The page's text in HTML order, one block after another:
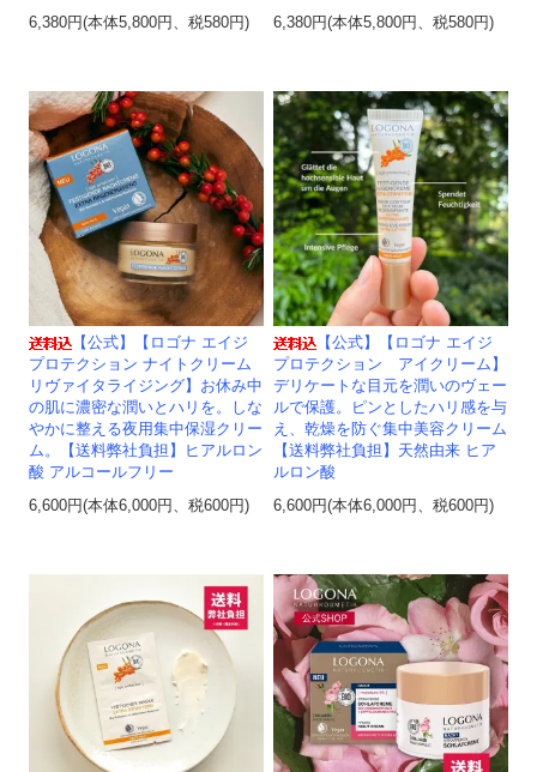
6,380円(本体5,800円、税580円)
6,380円(本体5,800円、税580円)
【公式】【ロゴナ エイジ
プロテクション ナイトクリーム
リヴァイタライジング】お休み中
の肌に濃密な潤いとハリを。しな
やかに整える夜用集中保湿クリー
ム。【送料弊社負担】ヒアルロン
酸 アルコールフリー
6,600円(本体6,000円、税600円)
【公式】【ロゴナ エイジ
プロテクション アイクリーム】
デリケートな目元を潤いのヴェー
ルで保護。ピンとしたハリ感を与
え、乾燥を防ぐ集中美容クリーム
【送料弊社負担】天然由来 ヒア
ルロン酸
6,600円(本体6,000円、税600円)